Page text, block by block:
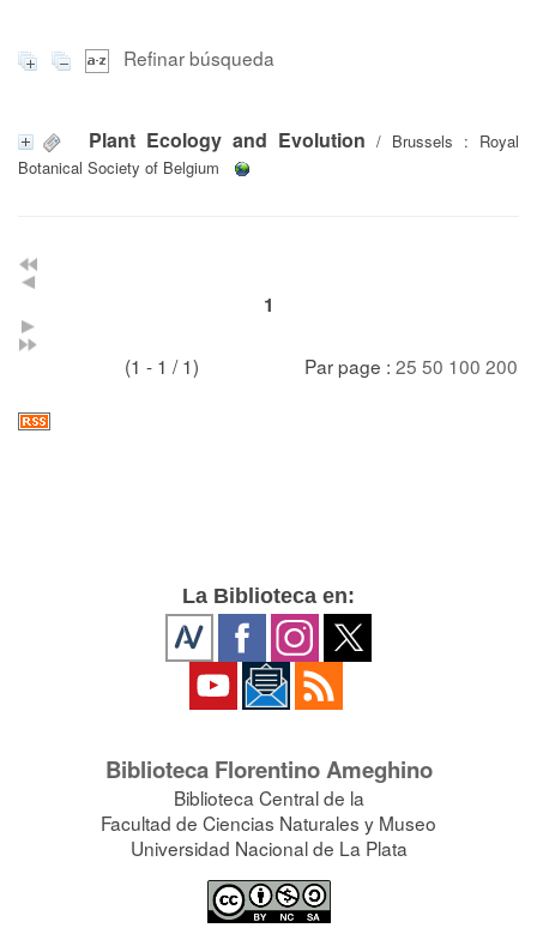
Refinar búsqueda
Plant Ecology and Evolution / Brussels : Royal
Botanical Society of Belgium
1
(1 - 1 / 1) Par page : 25 50 100 200
La Biblioteca en:
Biblioteca Florentino Ameghino
Biblioteca Central de la
Facultad de Ciencias Naturales y Museo
Universidad Nacional de La Plata